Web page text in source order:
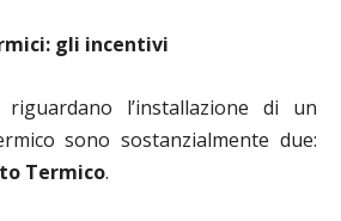
gli incentivi
riguardano l’installazione di un
sono sostanzialmente due:
Termico.